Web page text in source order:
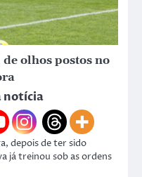
olhos postos no
notícia
depois de ter sido
já treinou sob as ordens